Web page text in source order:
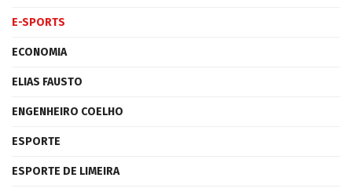
E-SPORTS
ECONOMIA
ELIAS FAUSTO
ENGENHEIRO COELHO
ESPORTE
ESPORTE DE LIMEIRA